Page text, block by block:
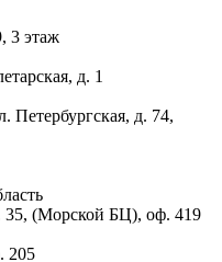
3 этаж
д. 1
Петербургская, д. 74,
35, (Морской БЦ), оф. 419
205